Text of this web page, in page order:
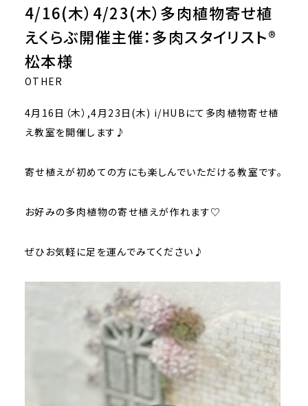
4/16(木）4/23(木）多肉植物寄せ植
えくらぶ開催主催：多肉スタイリスト®
松本様
OTHER
4月16日（木）,4月23日(木) i/HUBにて多肉植物寄せ植
え教室を開催します♪
寄せ植えが初めての方にも楽しんでいただける教室です。
お好みの多肉植物の寄せ植えが作れます♡
ぜひお気軽に足を運んでみてください♪